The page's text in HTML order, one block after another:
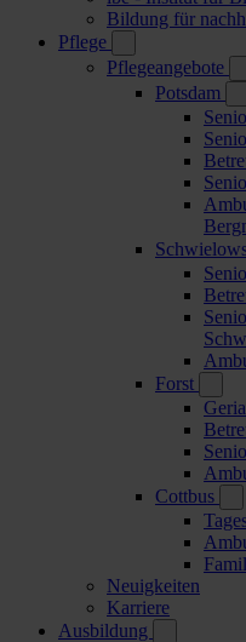
Bildung für
Pflege
Pflegeangebote
Potsdam
Forst
Cottbus
Neuigkeiten
Karriere
Ausbildung